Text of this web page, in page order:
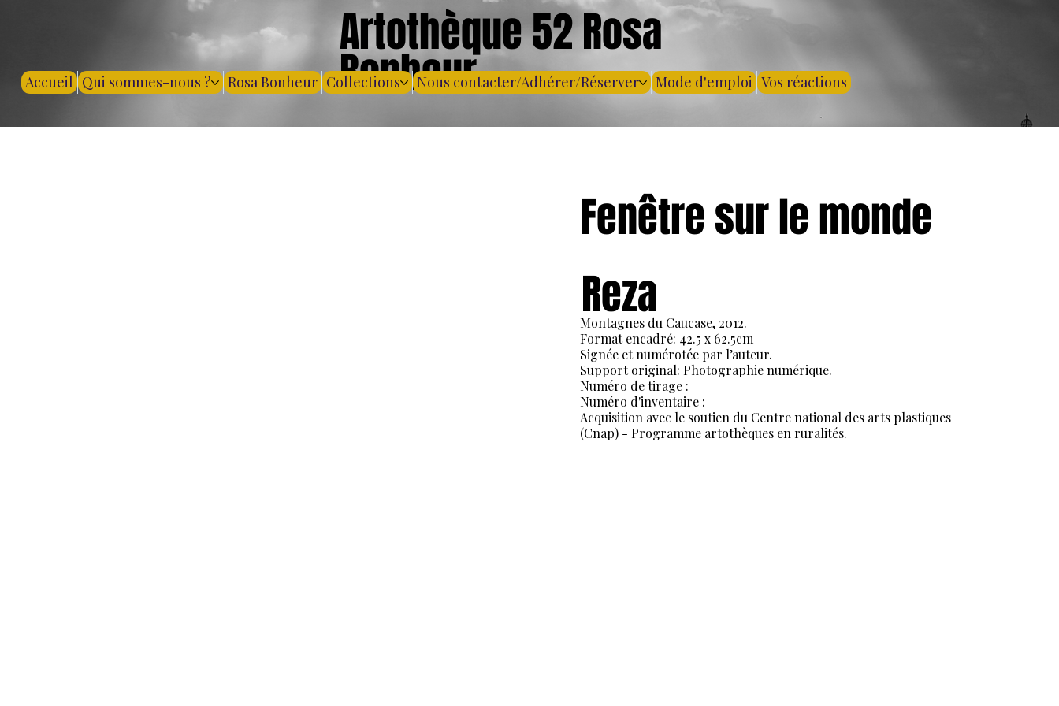
Artothèque 52 Rosa
Bonheur
Accueil Qui sommes-nous ? Rosa Bonheur Collections Nous contacter/Adhérer/Réserver Mode d'emploi Vos réactions
Fenêtre sur le monde
Reza
Montagnes du Caucase, 2012.
Format encadré: 42.5 x 62.5cm
Signée et numérotée par l’auteur.
Support original: Photographie numérique.
Numéro de tirage :
Numéro d'inventaire :
Acquisition avec le soutien du Centre national des arts plastiques
(Cnap) - Programme artothèques en ruralités.